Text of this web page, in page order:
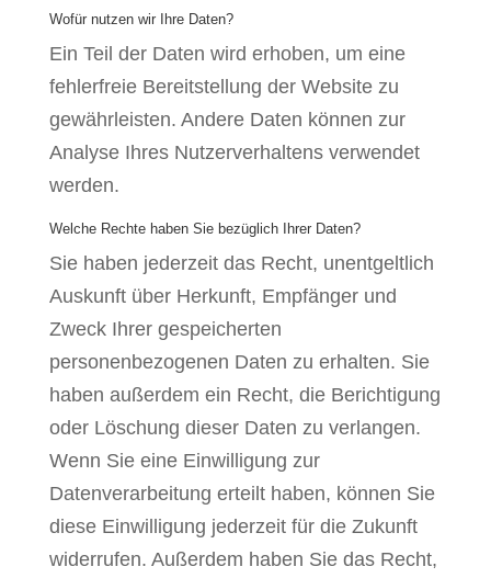
Wofür nutzen wir Ihre Daten?
Ein Teil der Daten wird erhoben, um eine
fehlerfreie Bereitstellung der Website zu
gewährleisten. Andere Daten können zur
Analyse Ihres Nutzerverhaltens verwendet
werden.
Welche Rechte haben Sie bezüglich Ihrer Daten?
Sie haben jederzeit das Recht, unentgeltlich
Auskunft über Herkunft, Empfänger und
Zweck Ihrer gespeicherten
personenbezogenen Daten zu erhalten. Sie
haben außerdem ein Recht, die Berichtigung
oder Löschung dieser Daten zu verlangen.
Wenn Sie eine Einwilligung zur
Datenverarbeitung erteilt haben, können Sie
diese Einwilligung jederzeit für die Zukunft
widerrufen. Außerdem haben Sie das Recht,